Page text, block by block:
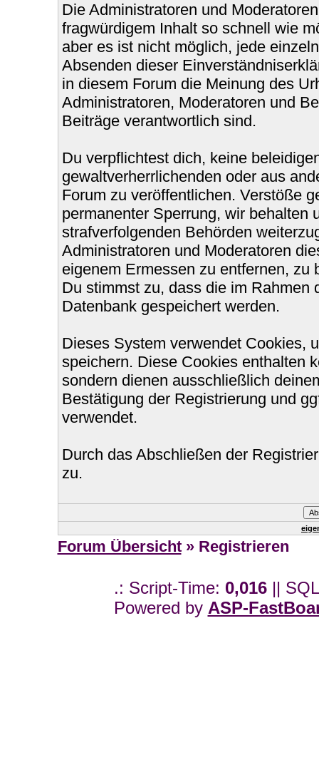
Die Administratoren und
fragwürdigem Inhalt so schnell wie
aber es ist nicht möglich, jede
Absenden dieser
in diesem Forum die Meinung des
Administratoren, Moderatoren und
Beiträge verantwortlich sind.
Du verpflichtest dich, keine
gewaltverherrlichenden oder aus
Forum zu veröffentlichen. Verstöße
permanenter Sperrung, wir behalten
strafverfolgenden Behörden
Administratoren und Moderatoren
eigenem Ermessen zu entfernen, zu
Du stimmst zu, dass die im Rahmen
Datenbank gespeichert werden.
Dieses System verwendet Cookies,
speichern. Diese Cookies enthalten
sondern dienen ausschließlich
Bestätigung der Registrierung und
verwendet.
Durch das Abschließen der
zu.
Forum Übersicht» Registrieren
.: Script-Time: 0,016||
Powered by ASP-